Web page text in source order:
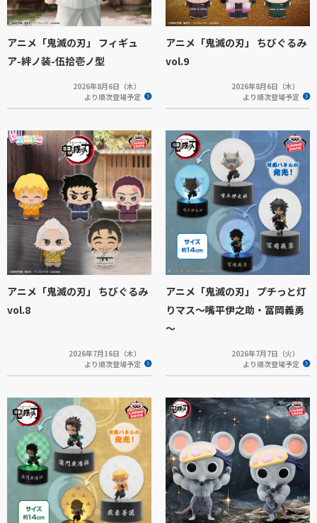
アニメ「鬼滅の刃」 フィギュ
ア-絆ノ装-伍拾壱ノ型
2026年8月6日（木）
より順次登場予定
アニメ「鬼滅の刃」 ちびぐるみ
vol.9
2026年8月6日（木）
より順次登場予定
アニメ「鬼滅の刃」 ちびぐるみ
vol.8
2026年7月16日（木）
より順次登場予定
アニメ「鬼滅の刃」 プチっと灯
りマス～嘴平伊之助・冨岡義勇
～
2026年7月7日（火）
より順次登場予定